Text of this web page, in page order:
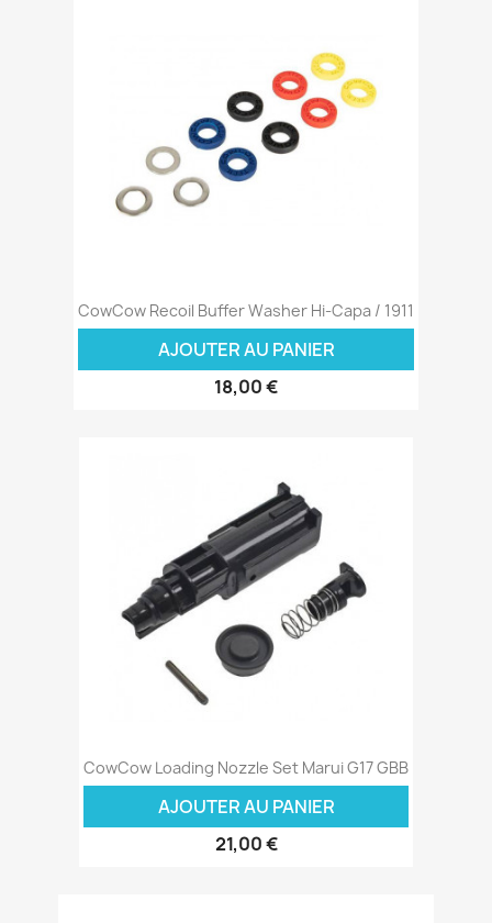
CowCow Recoil Buffer Washer Hi-Capa / 1911
AJOUTER AU PANIER
18,00 €
CowCow Loading Nozzle Set Marui G17 GBB
AJOUTER AU PANIER
21,00 €